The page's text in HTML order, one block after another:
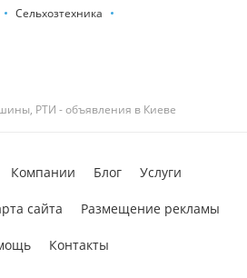
Сельхозтехника
РТИ - объявления в Киеве
Компании Блог Услуги
сайта Размещение рекламы
Контакты